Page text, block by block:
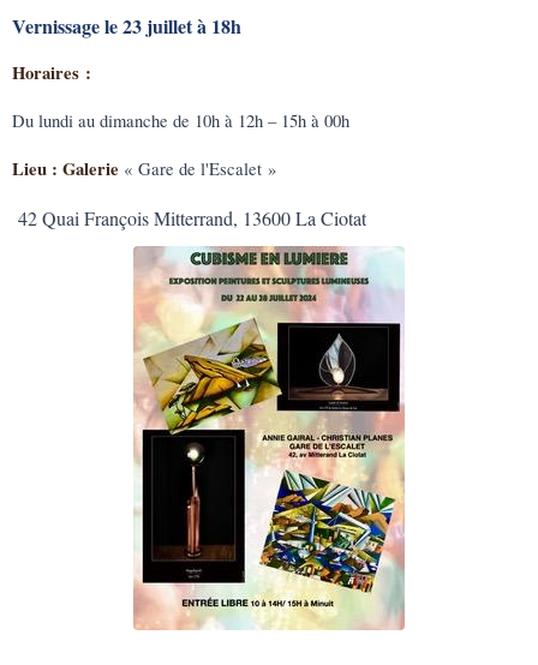
Vernissage le 23 juillet à 18h
Horaires :
Du lundi au dimanche de 10h à 12h – 15h à 00h
Lieu : Galerie « Gare de l'Escalet »
42 Quai François Mitterrand, 13600 La Ciotat